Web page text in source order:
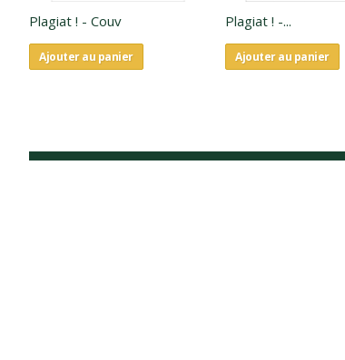
Plagiat ! - Couv
Ajouter au panier
Plagiat ! -...
Ajouter au panier